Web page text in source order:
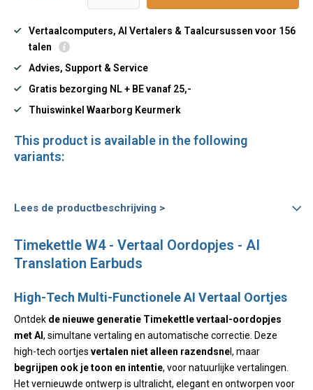
Vertaalcomputers, AI Vertalers & Taalcursussen voor 156
talen
Advies, Support & Service
Gratis bezorging NL + BE vanaf 25,-
Thuiswinkel Waarborg Keurmerk
This product is available in the following
variants:
Lees de productbeschrijving >
Timekettle W4 - Vertaal Oordopjes - AI
Translation Earbuds
High-Tech Multi-Functionele AI Vertaal Oortjes
Ontdek de nieuwe generatie Timekettle vertaal-oordopjes
met AI , simultane vertaling en automatische correctie. Deze
high-tech oortjes vertalen niet alleen razendsnel, maar
begrijpen ook je toon en intentie, voor natuurlijke vertalingen.
Het vernieuwde ontwerp is ultralicht, elegant en ontworpen voor